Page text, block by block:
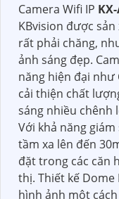
Camera Wifi IP
KBvision được
rất phải chăng,
ảnh sáng đẹp.
năng hiện đại như
cải thiện chất
sáng nhiều chênh
Với khả năng
tầm xa lên đến
đặt trong các căn
thị. Thiết kế Dome
hình ảnh một